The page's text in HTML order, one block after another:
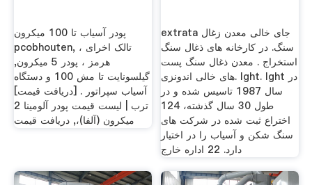
پودر آسیاب تا 100 میکرون
pcobhouten, ، تالک اخرای
هرمز ، پودر 5 میکرون,
گیلسونایت تا مش 100 و دستگاه
آسیاب سپراتور . [دریافت قیمت]
ترب | لیست قیمت پودر آلومینا 2
میکرون (آلفا)،, دریافت قیمت
extrata جای خالی معدن زغال
سنگ. در کارخانه های ذغال سنگ
استخراج . معدن ذغال سنگ پست
های خالی اندونزی. lght. lght در
سال 1987 تاسیس شده و در
طول 30 سال گذشته، 124
اختراع ثبت شده در شركت های
سنگ شكن و آسیاب را در اختیار
دارد. 22 اداره خارج